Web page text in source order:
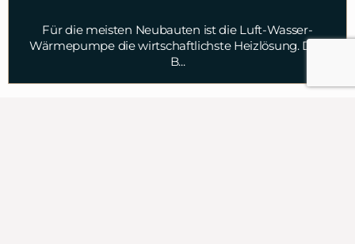
Für die meisten Neubauten ist die Luft-Wasser-
Wärmepumpe die wirtschaftlichste Heizlösung. Drei
B...